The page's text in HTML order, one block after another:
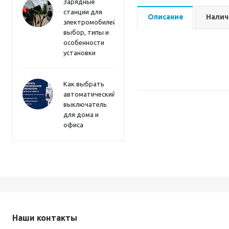
Зарядные
станции для
электромобилей:
выбор, типы и
особенности
установки
Как выбрать
автоматический
выключатель
для дома и
офиса
Описание
Наши контакты